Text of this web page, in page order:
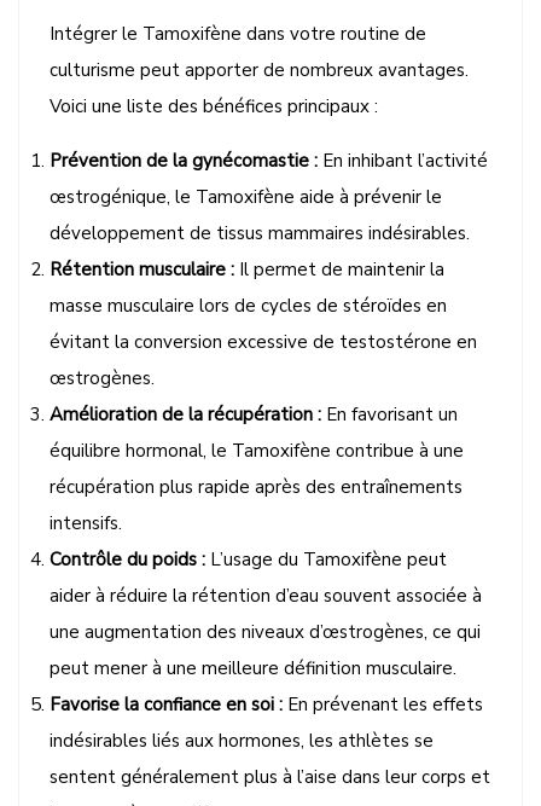
Intégrer le Tamoxifène dans votre routine de
culturisme peut apporter de nombreux avantages.
Voici une liste des bénéfices principaux :
Prévention de la gynécomastie : En inhibant l’activité
œstrogénique, le Tamoxifène aide à prévenir le
développement de tissus mammaires indésirables.
Rétention musculaire : Il permet de maintenir la
masse musculaire lors de cycles de stéroïdes en
évitant la conversion excessive de testostérone en
œstrogènes.
Amélioration de la récupération : En favorisant un
équilibre hormonal, le Tamoxifène contribue à une
récupération plus rapide après des entraînements
intensifs.
Contrôle du poids : L’usage du Tamoxifène peut
aider à réduire la rétention d’eau souvent associée à
une augmentation des niveaux d’œstrogènes, ce qui
peut mener à une meilleure définition musculaire.
Favorise la confiance en soi : En prévenant les effets
indésirables liés aux hormones, les athlètes se
sentent généralement plus à l’aise dans leur corps et